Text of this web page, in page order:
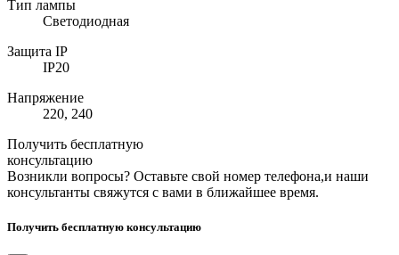
Тип лампы
Светодиодная
Защита IP
IP20
Напряжение
220, 240
Получить бесплатную
консультацию
Возникли вопросы? Оставьте свой номер телефона,и наши
консультанты свяжутся с вами в ближайшее время.
Получить бесплатную консультацию